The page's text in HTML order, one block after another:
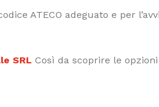
ATECO adeguato e per
SRL Così da scoprire le